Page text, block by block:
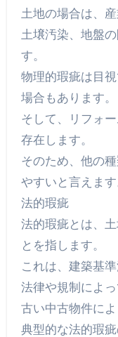
土地の場合は、
土壌汚染、地盤
す。
物理的瑕疵は目
場合もあります。
そして、リフォ
存在します。
そのため、他の
やすいと言えます
法的瑕疵
法的瑕疵とは、
とを指します。
これは、建築基
法律や規制によ
古い中古物件によ
典型的な法的瑕